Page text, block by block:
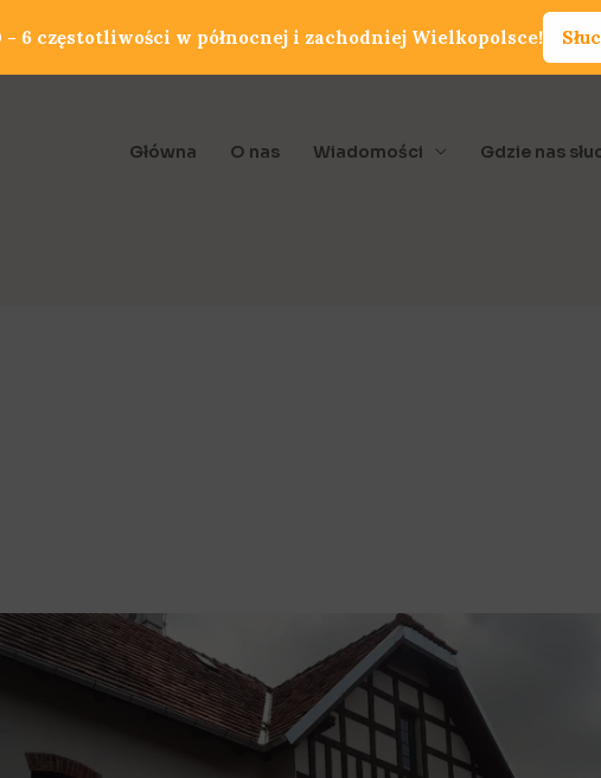
Główna O nas Wiadomości Gdzie nas
6 częstotliwości w północnej i zachodniej Wielkopolsce!